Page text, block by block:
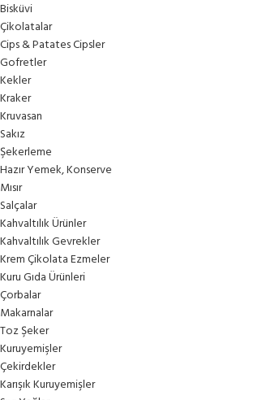
Bisküvi
Çikolatalar
Cips & Patates Cipsler
Gofretler
Kekler
Kraker
Kruvasan
Sakız
Şekerleme
Hazır Yemek, Konserve
Mısır
Salçalar
Kahvaltılık Ürünler
Kahvaltılık Gevrekler
Krem Çikolata Ezmeler
Kuru Gıda Ürünleri
Çorbalar
Makarnalar
Toz Şeker
Kuruyemişler
Çekirdekler
Karışık Kuruyemişler